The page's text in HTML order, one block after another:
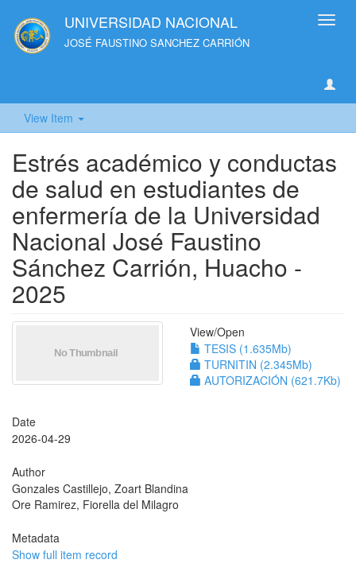
UNIVERSIDAD NACIONAL
JOSÉ FAUSTINO SANCHEZ CARRIÓN
View Item
Estrés académico y conductas
de salud en estudiantes de
enfermería de la Universidad
Nacional José Faustino
Sánchez Carrión, Huacho -
2025
View/Open
TESIS (1.635Mb)
TURNITIN (2.345Mb)
AUTORIZACIÓN (621.7Kb)
Date
2026-04-29
Author
Gonzales Castillejo, Zoart Blandina
Ore Ramirez, Fiorella del Milagro
Metadata
Show full item record